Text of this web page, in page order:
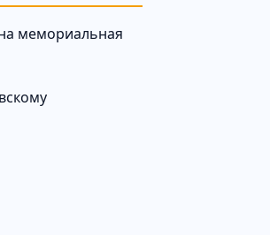
мемориальная